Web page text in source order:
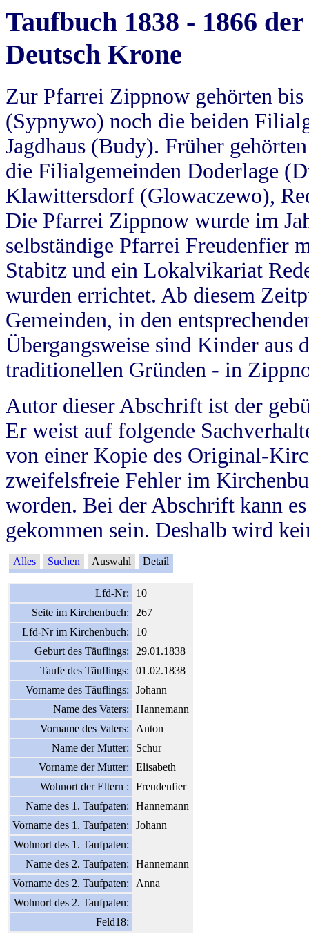
Taufbuch 1838 - 1866
Deutsch Krone
Zur Pfarrei Zippnow gehörten
(Sypnywo) noch die beiden
Jagdhaus (Budy). Früher
die Filialgemeinden Doderlage
Klawittersdorf (Glowaczewo),
Die Pfarrei Zippnow wurde im
selbständige Pfarrei Freudenfier
Stabitz und ein Lokalvikariat
wurden errichtet. Ab diesem
Gemeinden, in den
Übergangsweise sind Kinder aus
traditionellen Gründen - in
Autor dieser Abschrift ist der
Er weist auf folgende
von einer Kopie des Original-
zweifelsfreie Fehler im
worden. Bei der Abschrift kann
gekommen sein. Deshalb wird
Alles Suchen Auswahl Detail
Lfd-Nr:
10
Seite im Kirchenbuch:
267
Lfd-Nr im Kirchenbuch:
10
Geburt des Täuflings:
29.01.1838
Taufe des Täuflings:
01.02.1838
Vorname des Täuflings:
Johann
Name des Vaters:
Hannemann
Vorname des Vaters:
Anton
Name der Mutter:
Schur
Vorname der Mutter:
Elisabeth
Wohnort der Eltern :
Freudenfier
Name des 1. Taufpaten:
Hannemann
Vorname des 1. Taufpaten:
Johann
Wohnort des 1. Taufpaten:
Name des 2. Taufpaten:
Hannemann
Vorname des 2. Taufpaten:
Anna
Wohnort des 2. Taufpaten:
Feld18: